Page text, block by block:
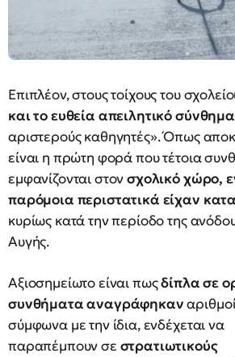
Επιπλέον, στους τοίχους του
και το ευθεία απειλητικό σύνθημα
αριστερούς καθηγητές». Όπως
είναι η πρώτη φορά που τέτοια
εμφανίζονται στονσχολικό χώρο,
παρόμοια περιστατικά είχαν
κυρίως κατά την περίοδο της
Αυγής.
Αξιοσημείωτο είναι πωςδίπλα σε
συνθήματα αναγράφηκαν
σύμφωνα με την ίδια, ενδέχεται να
παραπέμπουν σε στρατιωτικούς